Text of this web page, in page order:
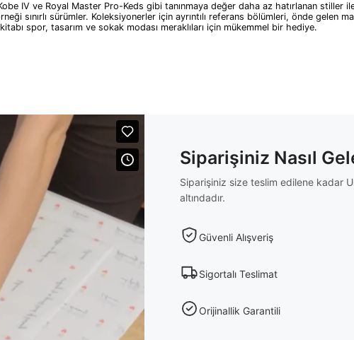
IV ve Royal Master Pro-Keds gibi tanınmaya değer daha az hatırlanan stiller
sınırlı sürümler. Koleksiyonerler için ayrıntılı referans bölümleri, önde gelen
spor, tasarım ve sokak modası meraklıları için mükemmel bir hediye.
Siparişiniz Nasıl
Siparişiniz size teslim edilene kadar
altındadır.
Güvenli Alışveriş
Sigortalı Teslimat
Orijinallik Garantili